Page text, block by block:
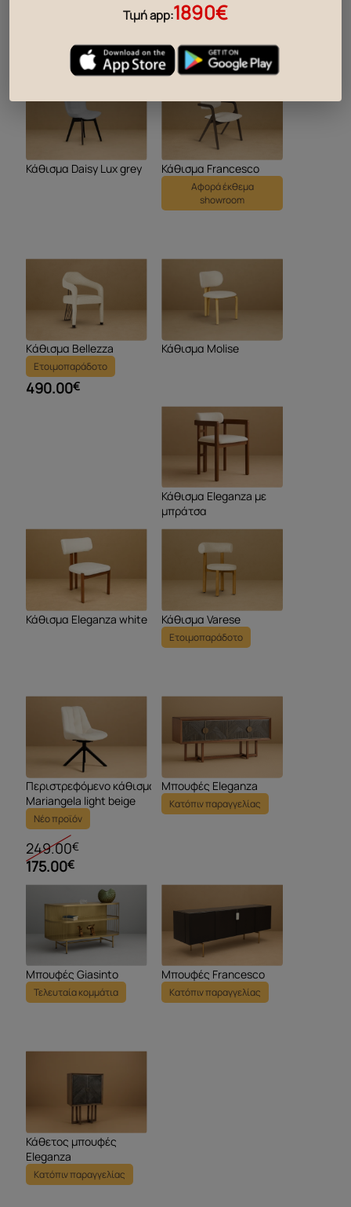
Κάθισμα Daisy Lux brown Κάθισμα Daisy Lux beige
Κάθισμα Daisy Lux grey Κάθισμα Francesco
Αφορά έκθεμα
showroom
Kάθισμα Bellezza
Ετοιμοπαράδοτο
490.00€
Κάθισμα Molise
Κάθισμα Eleganza με
μπράτσα
Κάθισμα Eleganza white Κάθισμα Varese
Ετοιμοπαράδοτο
Περιστρεφόμενο κάθισμα
Mariangela light beige
Νέο προϊόν
249.00€
175.00€
Μπουφές Eleganza
Κατόπιν παραγγελίας
Μπουφές Giasinto
Τελευταία κομμάτια
Μπουφές Francesco
Κατόπιν παραγγελίας
Κάθετος μπουφές
Eleganza
Κατόπιν παραγγελίας
Τιμή app:1890€